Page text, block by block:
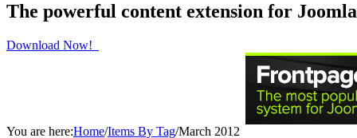
The powerful content extension for
Download Now!
You are here:Home/Items By Tag/March 2012